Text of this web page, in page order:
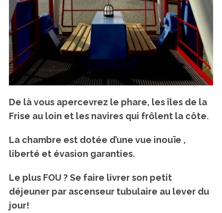
De là vous apercevrez le phare, les îles de la
Frise au loin et les navires qui frôlent la côte.
La chambre est dotée d’une vue inouïe ,
liberté et évasion garanties.
Le plus FOU ? Se faire livrer son petit
déjeuner par ascenseur tubulaire au lever du
jour!